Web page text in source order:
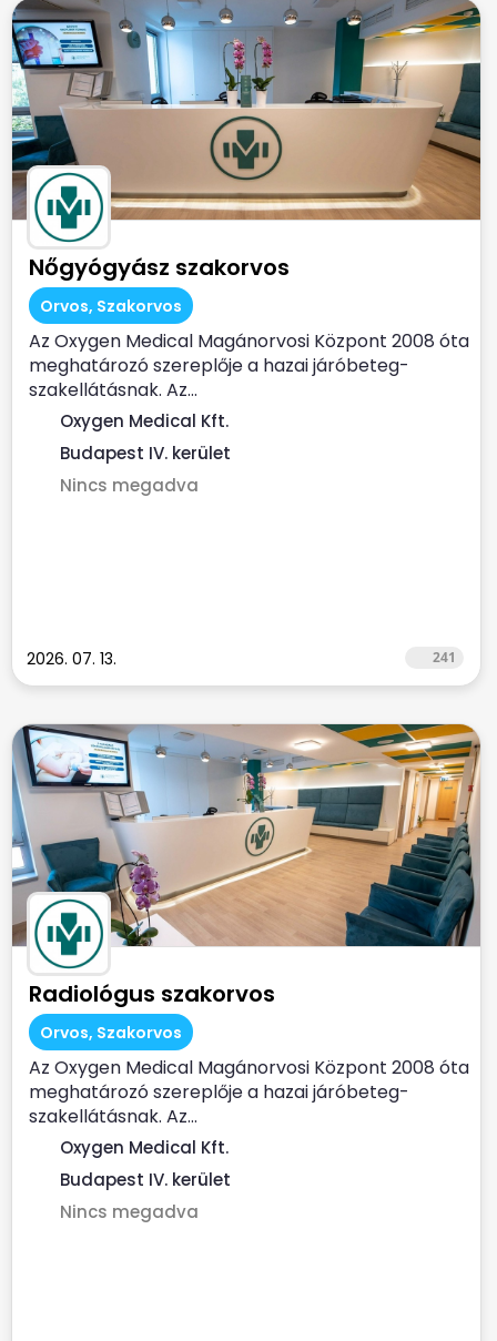
Nőgyógyász szakorvos
Orvos, Szakorvos
Az Oxygen Medical Magánorvosi Központ 2008 óta
meghatározó szereplője a hazai járóbeteg-
szakellátásnak. Az...
Oxygen Medical Kft.
Budapest IV. kerület
Nincs megadva
2026. 07. 13. 241
Radiológus szakorvos
Orvos, Szakorvos
Az Oxygen Medical Magánorvosi Központ 2008 óta
meghatározó szereplője a hazai járóbeteg-
szakellátásnak. Az...
Oxygen Medical Kft.
Budapest IV. kerület
Nincs megadva